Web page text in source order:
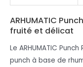
ARHUMATIC
fruité et délicat
Le ARHUMATIC
punch à base de